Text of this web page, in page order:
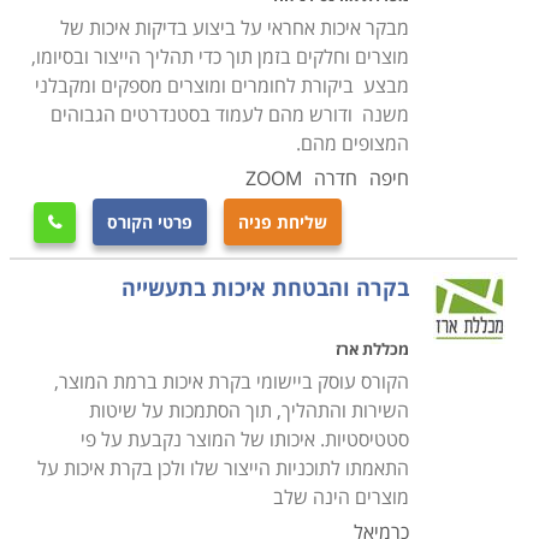
לחזק את הבקרה הפנימית המופעלת בהם. קטגוריה אחרת
ונפרדת באתר מוקדשת ללימודי QA בענף ההייטק והתוכנה.
אם אלו הלימודים שחיפשתם, תוכלו למצוא אותםכאן.
תכני ההכשרה
הלימודים כוללים לימודי מערך תכנון ברמת היחידה ותהליכי
עבודה, בקרת מדידה וניטור האיכות, תהליכי שיפור מוצרים
ותהליכי עבודה, הפיכתם לאפקטיבים יותר, שיטות של ניתוח
תהליכים ביחידות העסקיות של החברה כמו מחלקת שיווק,
מכירות ושירות. נושאים נוספים שעולים במהלך הלימודים
הם ההבדלים בין בדיקות פונקציונליות ובדיקות לא
פונקציונליות, עקרונות הנדסת איכות, תכנון ניסויים, בקרת
איכות סטטיסטית והסתברותית, סוגי מבדקים, תורת המדידה,
הביקורת ובחינת האמינות, תחזוקתיות ובטיחות מוצר,
מערכות לניהול איכות כמו למשל ISO 9000, ניתוח וביקורת
עלויות הבדיקות והבחינות שנערכות, מערכות המידע
מבקר איכות אחראי על ביצוע בדיקות איכות של
מוצרים וחלקים בזמן תוך כדי תהליך הייצור ובסיומו,
מבצע ביקורת לחומרים ומוצרים מספקים ומקבלני
משנה ודורש מהם לעמוד בסטנדרטים הגבוהים
המצופים מהם.
חיפה חדרה ZOOM
שליחת פניה פרטי הקורס 
בקרה והבטחת איכות בתעשייה
מכללת ארז
הקורס עוסק ביישומי בקרת איכות ברמת המוצר,
השירות והתהליך, תוך הסתמכות על שיטות
סטטיסטיות. איכותו של המוצר נקבעת על פי
התאמתו לתוכניות הייצור שלו ולכן בקרת איכות על
מוצרים הינה שלב
כרמיאל